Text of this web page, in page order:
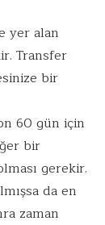
yer alan
Transfer
bir
60 gün için
bir
gerekir.
da en
zaman